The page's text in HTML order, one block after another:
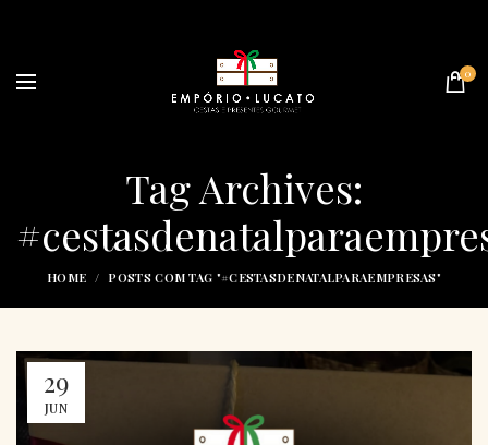
0
Tag Archives:
HOME POSTS COM TAG "#CESTASDENATALPARAEMPRESAS"
29
JUN